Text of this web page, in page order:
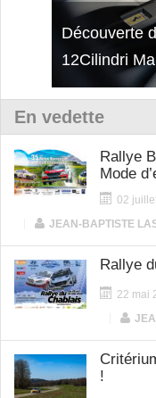
Découverte
12Cilindri
En vedette
Rallye
Mode
02
JEAN-BAPTISTE
Rallye
22 mai
!